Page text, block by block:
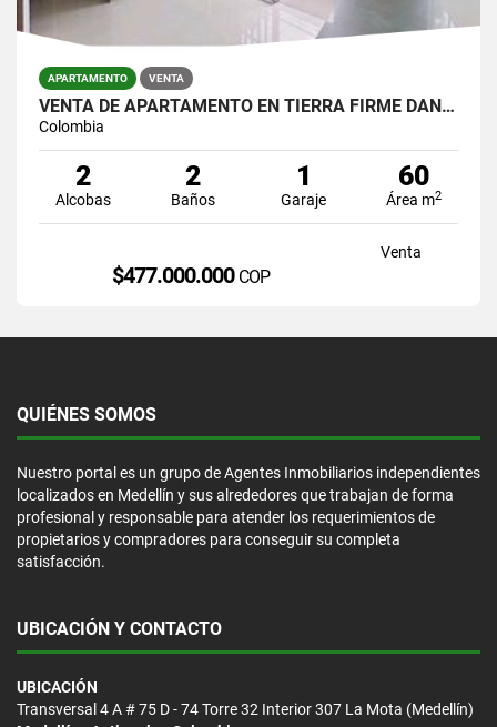
APARTAMENTO VENTA
VENTA DE APARTAMENTO EN TIERRA FIRME DAN GERMAN
Colombia
2
Alcobas
2
Baños
1
Garaje
60
Área m2
Venta
$477.000.000 COP
QUIÉNES SOMOS
Nuestro portal es un grupo de Agentes Inmobiliarios independientes
localizados en Medellín y sus alrededores que trabajan de forma
profesional y responsable para atender los requerimientos de
propietarios y compradores para conseguir su completa
satisfacción.
UBICACIÓN Y CONTACTO
UBICACIÓN
Transversal 4 A # 75 D - 74 Torre 32 Interior 307 La Mota (Medellín)